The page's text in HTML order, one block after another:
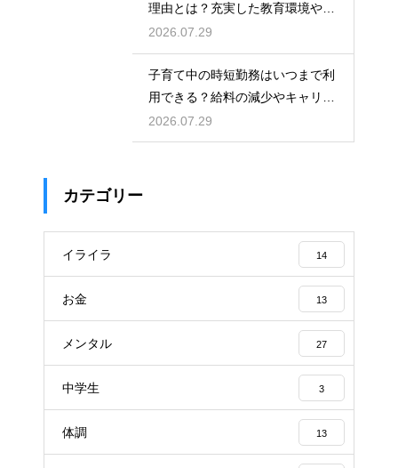
理由とは？充実した教育環境や支
援制度を活用して都会で快適に育
児をする術
2026.07.29
子育て中の時短勤務はいつまで利
用できる？給料の減少やキャリア
への影響を考慮して賢く働くため
のポイント
2026.07.29
カテゴリー
イライラ 14
お金 13
メンタル 27
中学生 3
体調 13